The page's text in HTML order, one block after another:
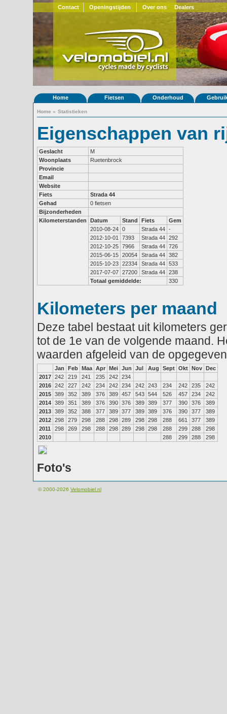
Contact Openingstijden Over ons Dealers
Home Fietsen Onderhoud
Home » Statistieken
Eigenschappen van
Geslacht
M
Woonplaats
Ruetenbrock
Provincie
Email
Website
Fiets
Strada 44
Gehad
0 fietsen
Bijzonderheden
Kilometerstanden
Datum Stand Fiets
Gem
2010-08-24 0 Strada 44 -
2012-10-01
7393 Strada 44 292
2012-10-25 7966 Strada 44 726
2015-06-15 20054 Strada 44 382
2015-10-23 22334 Strada 44 533
2017-07-07 27200 Strada 44 238
Totaal gemiddelde:
330
Kilometers per maand
Deze tabel bestaat uit kilometers
tot de 1e van de volgende maand.
waarden afgeleid van de
Jan Feb Maa Apr Mei Jun Jul Aug Sept Okt Nov Dec
2017 242 219 241 235 242 234
2016 242 227 242 234 242 234 242 243 234 242 235
242
2015 389 352 389 376 389 457 543 544 526 457 234
242
2014 389 351 389 376 390 376 389 389 377 390 376
389
2013 389 352 388 377 389 377 389 389 376 390 377
389
2012 298 279 298 288 298 289 298 298 288 661 377
389
2011
298 269 298 288 298 289 298 298 288 299 288
298
2010
288 299 288 298
Foto's
© 2000-2026 Velomobiel.nl